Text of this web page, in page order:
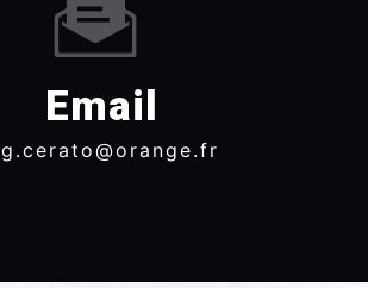
Email
ng.cerato@orange.fr